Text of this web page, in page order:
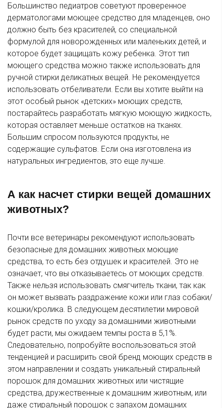
Большинство педиатров советуют проверенное
дерматологами моющее средство для младенцев, оно
должно быть без красителей, со специальной
формулой для новорожденных или маленьких детей, и
которое будет защищать кожу ребенка. Этот тип
моющего средства можно также использовать для
ручной стирки деликатных вещей. Не рекомендуется
использовать отбеливатели. Если вы хотите выйти на
этот особый рынок «детских» моющих средств,
постарайтесь разработать мягкую моющую жидкость,
которая оставляет меньше остатков на тканях.
Большим спросом пользуются продукты, не
содержащие сульфатов. Если она изготовлена из
натуральных ингредиентов, это еще лучше.
А как насчет стирки вещей домашних
животных?
Почти все ветеринары рекомендуют использовать
безопасные для домашних животных моющие
средства, то есть без отдушек и красителей. Это не
означает, что вы отказываетесь от моющих средств.
Также нельзя использовать смягчитель ткани, так как
он может вызвать раздражение кожи или глаз собаки/
кошки/кролика. В следующем десятилетии мировой
рынок средств по уходу за домашними животными
будет расти, мы ожидаем темпы роста в 5,1%.
Следовательно, попробуйте воспользоваться этой
тенденцией и расширить свой бренд моющих средств в
этом направлении и создать уникальный стиральный
порошок для домашних животных или чистящие
средства, дружественные к домашним животным, или
даже стиральный порошок с запахом домашних